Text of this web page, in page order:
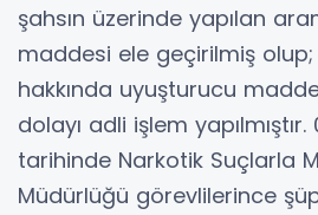
şahsın üzerinde yapılan
maddesi ele geçirilmiş olup;
hakkında uyuşturucu
dolayı adli işlem
tarihinde Narkotik Suçlarla
Müdürlüğü görevlilerince